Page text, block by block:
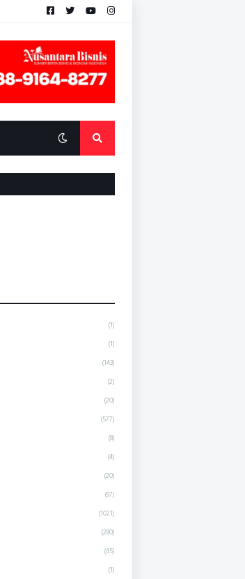
(1)
(1)
(143)
(2)
(20)
(577)
(8)
(4)
(20)
(97)
(1021)
(280)
(45)
(1)